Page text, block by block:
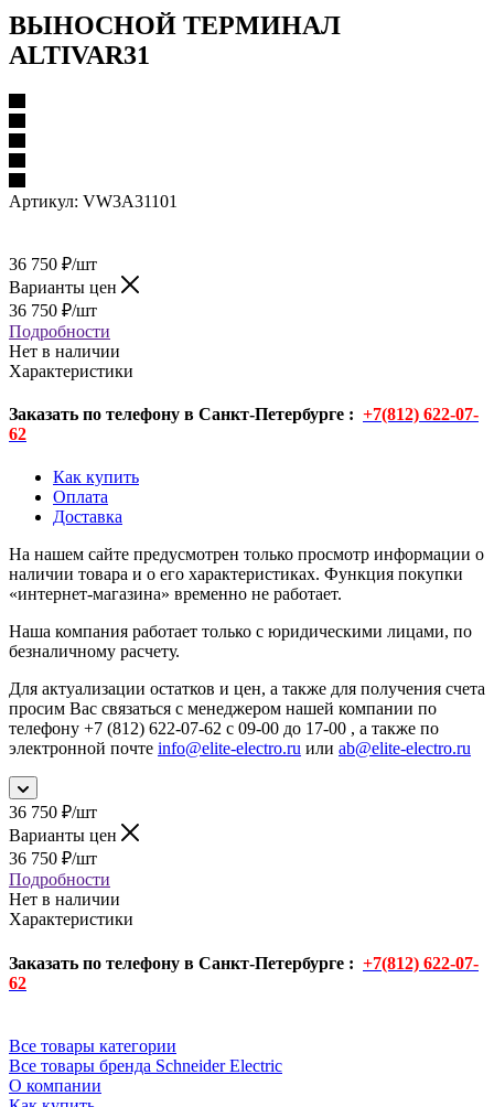
ВЫНОСНОЙ ТЕРМИНАЛ
ALTIVAR31
Артикул: VW3A31101
36 750 ₽/шт
Варианты цен
36 750 ₽/шт
Подробности
Нет в наличии
Характеристики
Заказать по телефону в Санкт-Петербурге : +7(812) 622-07-
62
Как купить
Оплата
Доставка
На нашем сайте предусмотрен только просмотр информации о
наличии товара и о его характеристиках. Функция покупки
«интернет-магазина» временно не работает.
Наша компания работает только с юридическими лицами, по
безналичному расчету.
Для актуализации остатков и цен, а также для получения счета
просим Вас связаться с менеджером нашей компании по
телефону +7 (812) 622-07-62 с 09-00 до 17-00 , а также по
электронной почте info@elite-electro.ru или ab@elite-electro.ru
36 750 ₽/шт
Варианты цен
36 750 ₽/шт
Подробности
Нет в наличии
Характеристики
Заказать по телефону в Санкт-Петербурге : +7(812) 622-07-
62
Все товары категории
Все товары бренда Schneider Electric
О компании